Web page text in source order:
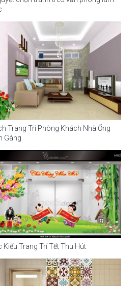
Trang Trí Phòng Khách Nhà Ống
Gàng
Kiểu Trang Trí Tết Thu Hút